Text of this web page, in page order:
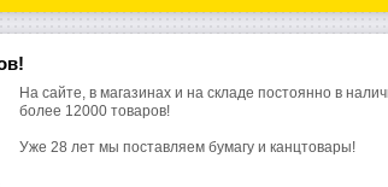
На сайте, в магазинах и на складе постоянно в
более 12000 товаров!
Уже 28 лет мы поставляем бумагу и канцтовары!